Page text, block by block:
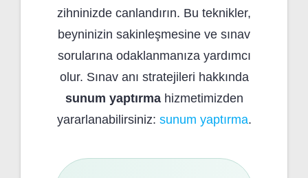
zihninizde canlandırın. Bu teknikler,
beyninizin sakinleşmesine ve sınav
sorularına odaklanmanıza yardımcı
olur. Sınav anı stratejileri hakkında
sunum yaptırmahizmetimizden
yararlanabilirsiniz: sunum yaptırma.